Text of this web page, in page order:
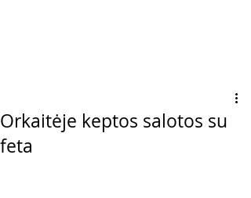
Orkaitėje keptos salotos su
feta